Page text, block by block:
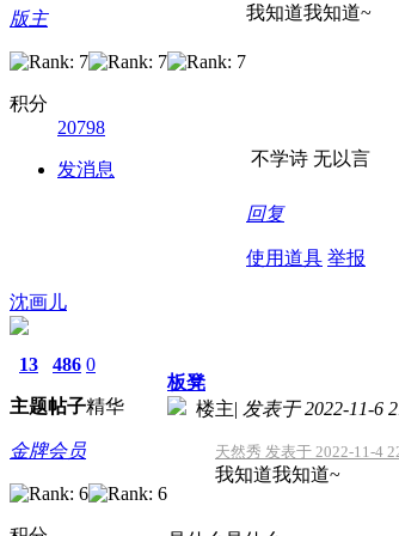
版主
积分
20798
发消息
我知道我知道~
不学诗 无以言
回复
使用道具 举报
沈画儿
13
主题
486
帖子
0
精华
金牌会员
板凳
楼主| 发表于 2022-11-6
天然秀 发表于 2022-11-4
我知道我知道~